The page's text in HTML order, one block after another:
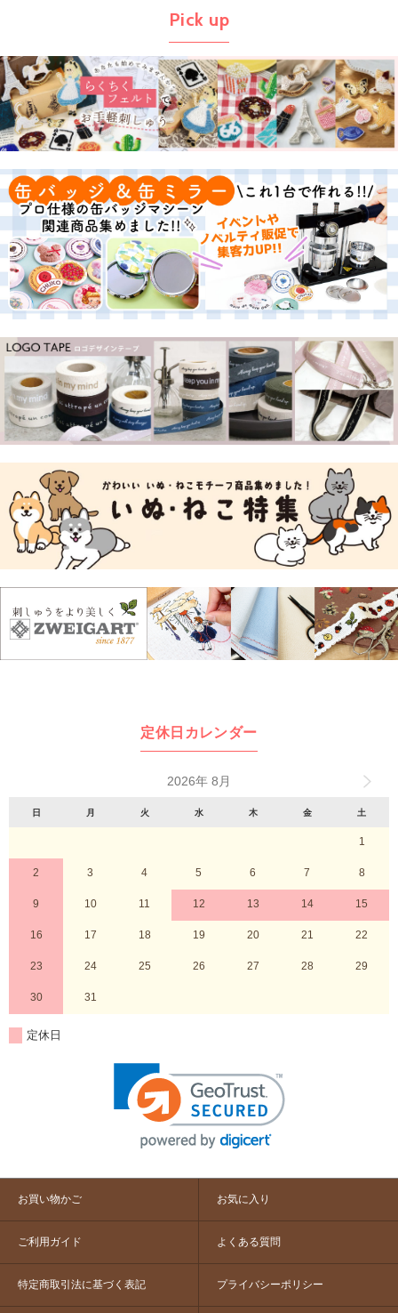
Pick up
定休日カレンダー
2026年 8月
日 月 火 水 木 金 土
1
2 3 4 5 6 7 8
9 10 11 12 13 14 15
16 17 18 19 20 21 22
23 24 25 26 27 28 29
30 31
定休日
お買い物かご お気に入り
ご利用ガイド よくある質問
特定商取引法に基づく表記 プライバシーポリシー